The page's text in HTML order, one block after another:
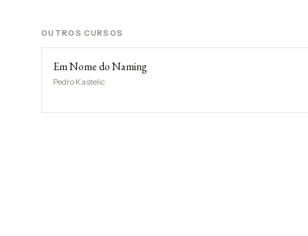
OUTROS CURSOS
Em Nome do Naming
Pedro Kastelic